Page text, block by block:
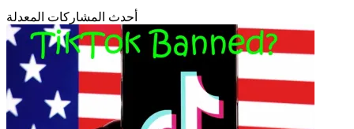
أحدث المشاركات المعدلة